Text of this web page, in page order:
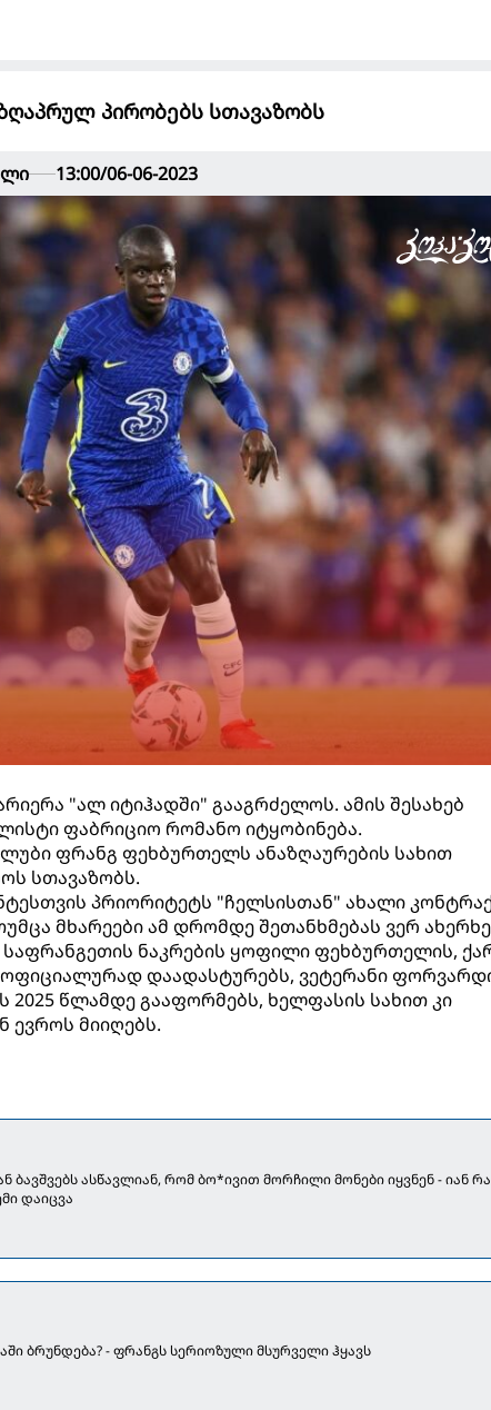
პირობებს სთავაზობს
13:00/06-06-2023
"ალ იტიჰადში" გააგრძელოს. ამის შესახებ
ფაბრიციო რომანო იტყობინება.
ფრანგ ფეხბურთელს ანაზღაურების სახით
სთავაზობს.
პრიორიტეტს "ჩელსისთან" ახალი
მხარეები ამ დრომდე შეთანხმებას ვერ
საფრანგეთის ნაკრების ყოფილი ფეხბურთელის,
დაადასტურებს, ვეტერანი
წლამდე გააფორმებს, ხელფასის სახით კი
მიიღებს.
ბავშვებს ასწავლიან, რომ ბო*ივით მორჩილი მონები იყვნენ - იან
დაიცვა
ბრუნდება? - ფრანგს სერიოზული მსურველი ჰყავს